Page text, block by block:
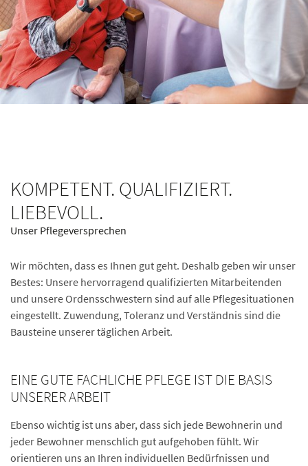
KOMPETENT. QUALIFIZIERT.
LIEBEVOLL.
Unser Pflegeversprechen
Wir möchten, dass es Ihnen gut geht. Deshalb geben wir unser
Bestes: Unsere hervorragend qualifizierten Mitarbeitenden
und unsere Ordensschwestern sind auf alle Pflegesituationen
eingestellt. Zuwendung, Toleranz und Verständnis sind die
Bausteine unserer täglichen Arbeit.
EINE GUTE FACHLICHE PFLEGE IST DIE BASIS
UNSERER ARBEIT
Ebenso wichtig ist uns aber, dass sich jede Bewohnerin und
jeder Bewohner menschlich gut aufgehoben fühlt. Wir
orientieren uns an Ihren individuellen Bedürfnissen und